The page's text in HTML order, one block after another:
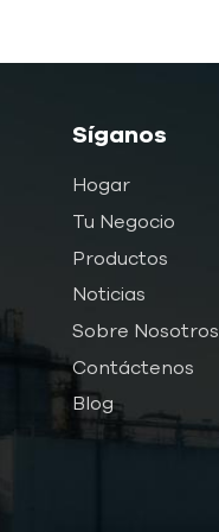
Síganos
Hogar
Tu Negocio
Productos
Noticias
Sobre Nosotros
Contáctenos
Blog